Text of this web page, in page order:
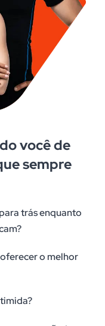
você de
sempre
trás enquanto
o melhor